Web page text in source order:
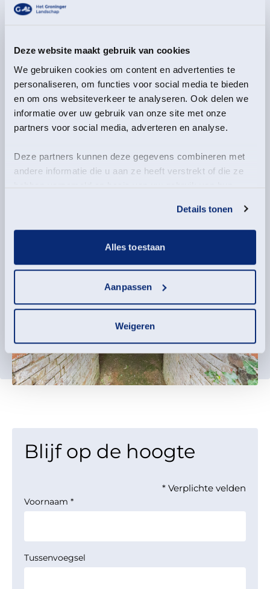
Deze website maakt gebruik van cookies
We gebruiken cookies om content en advertenties te
personaliseren, om functies voor social media te bieden
en om ons websiteverkeer te analyseren. Ook delen we
informatie over uw gebruik van onze site met onze
partners voor social media, adverteren en analyse.
Deze partners kunnen deze gegevens combineren met
andere informatie die u aan ze heeft verstrekt of die ze
Details tonen
Alles toestaan
Aanpassen
Weigeren
Blijf op de hoogte
* Verplichte velden
Voornaam *
Tussenvoegsel